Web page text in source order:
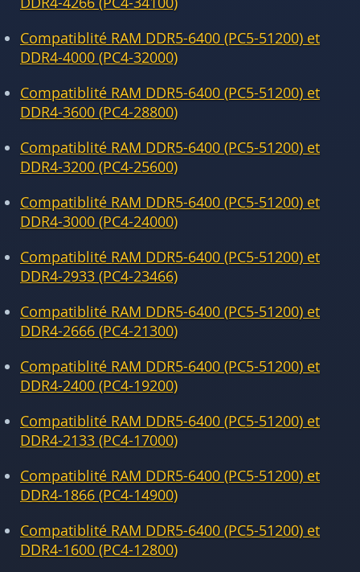
Compatiblité RAM DDR5-6400 (PC5-51200) et
DDR4-4000 (PC4-32000)
Compatiblité RAM DDR5-6400 (PC5-51200) et
DDR4-3600 (PC4-28800)
Compatiblité RAM DDR5-6400 (PC5-51200) et
DDR4-3200 (PC4-25600)
Compatiblité RAM DDR5-6400 (PC5-51200) et
DDR4-3000 (PC4-24000)
Compatiblité RAM DDR5-6400 (PC5-51200) et
DDR4-2933 (PC4-23466)
Compatiblité RAM DDR5-6400 (PC5-51200) et
DDR4-2666 (PC4-21300)
Compatiblité RAM DDR5-6400 (PC5-51200) et
DDR4-2400 (PC4-19200)
Compatiblité RAM DDR5-6400 (PC5-51200) et
DDR4-2133 (PC4-17000)
Compatiblité RAM DDR5-6400 (PC5-51200) et
DDR4-1866 (PC4-14900)
Compatiblité RAM DDR5-6400 (PC5-51200) et
DDR4-1600 (PC4-12800)